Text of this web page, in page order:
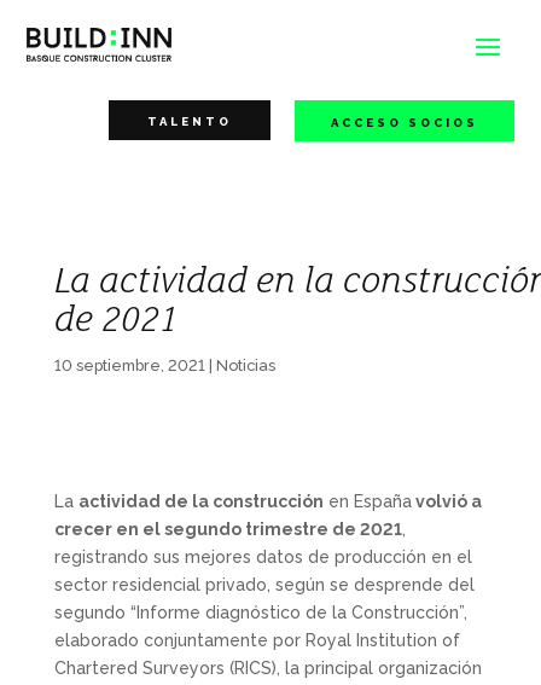
TALENTO ACCESO SOCIOS
La actividad en la
de 2021
10 septiembre, 2021| Noticias
La actividad de la construcción en Españavolvió a
crecer en el segundo trimestre de 2021,
registrando sus mejores datos de producción en el
sector residencial privado, según se desprende del
segundo “Informe diagnóstico de la Construcción”,
elaborado conjuntamente por Royal Institution of
Chartered Surveyors (RICS), la principal organización